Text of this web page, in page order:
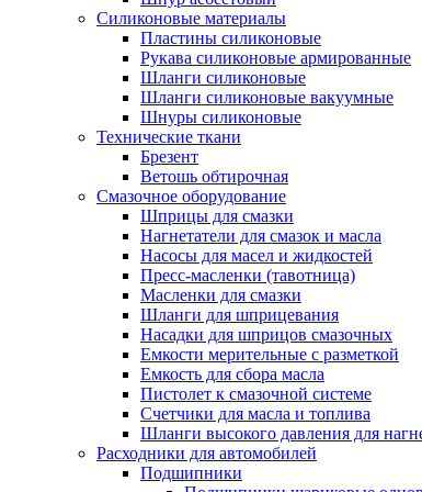
Силиконовые материалы
Пластины силиконовые
Рукава силиконовые армированные
Шланги силиконовые
Шланги силиконовые вакуумные
Шнуры силиконовые
Технические ткани
Брезент
Ветошь обтирочная
Смазочное оборудование
Шприцы для смазки
Нагнетатели для смазок и масла
Насосы для масел и жидкостей
Пресс-масленки (тавотница)
Масленки для смазки
Шланги для шприцевания
Насадки для шприцов смазочных
Емкости мерительные с разметкой
Емкость для сбора масла
Пистолет к смазочной системе
Счетчики для масла и топлива
Шланги высокого давления для
Расходники для автомобилей
Подшипники